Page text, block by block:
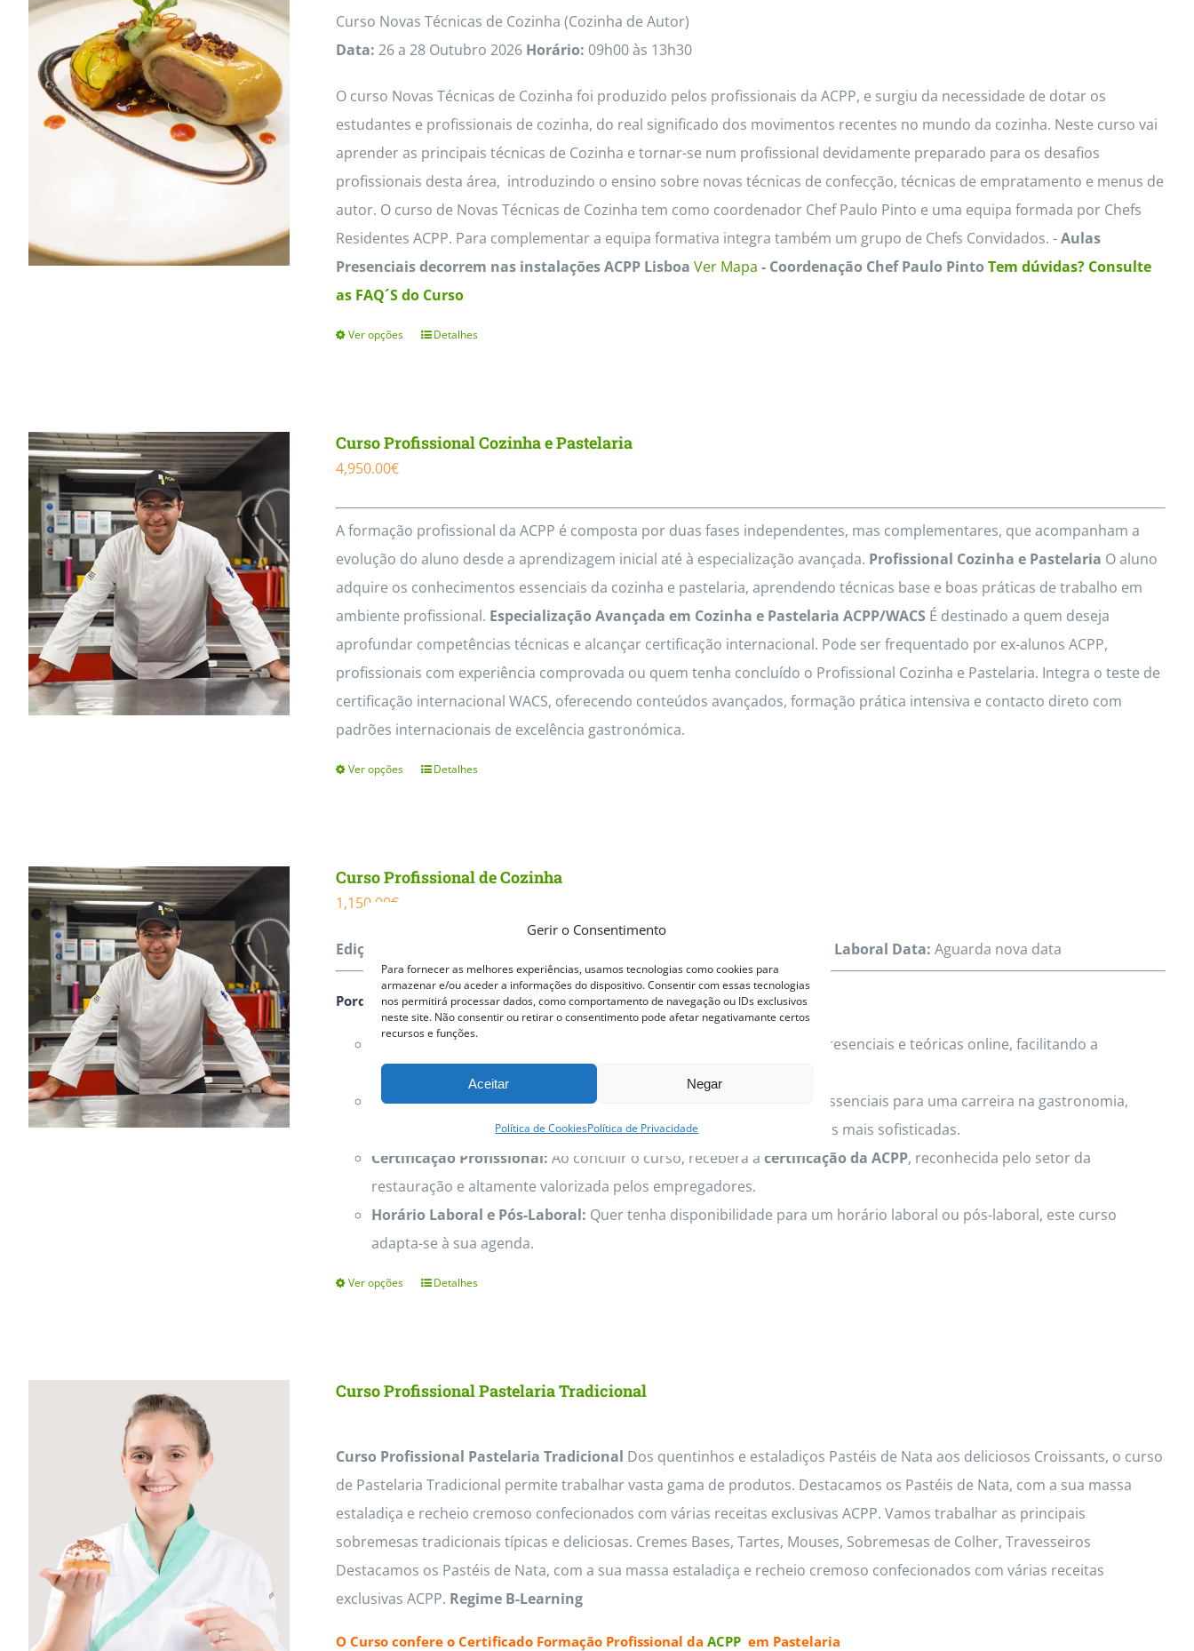
Gerir o Consentimento
Para fornecer as melhores experiências, usamos tecnologias como cookies para
armazenar e/ou aceder a informações do dispositivo. Consentir com essas tecnologias
nos permitirá processar dados, como comportamento de navegação ou IDs exclusivos
neste site. Não consentir ou retirar o consentimento pode afetar negativamante certos
recursos e funções.
Aceitar Negar
Política de CookiesPolítica de Privacidade
Curso Novas Técnicas de Cozinha (Cozinha de Autor)
Data: 26 a 28 Outubro 2026 Horário: 09h00 às 13h30
O curso Novas Técnicas de Cozinha foi produzido pelos profissionais da ACPP, e surgiu da necessidade de dotar os
estudantes e profissionais de cozinha, do real significado dos movimentos recentes no mundo da cozinha. Neste curso vai
aprender as principais técnicas de Cozinha e tornar-se num profissional devidamente preparado para os desafios
profissionais desta área, introduzindo o ensino sobre novas técnicas de confecção, técnicas de empratamento e menus de
autor. O curso de Novas Técnicas de Cozinha tem como coordenador Chef Paulo Pinto e uma equipa formada por Chefs
Residentes ACPP. Para complementar a equipa formativa integra também um grupo de Chefs Convidados. -Aulas
Presenciais decorrem nas instalações ACPP Lisboa Ver Mapa - Coordenação Chef Paulo Pinto Tem dúvidas? Consulte
as FAQ´S do Curso
Ver opções
This
variants.
options
may
be
chosen
on
the
product
page
Detalhes
Curso Profissional Cozinha e Pastelaria
4,950.00€
A formação profissional da ACPP é composta por duas fases independentes, mas complementares, que acompanham a
evolução do aluno desde a aprendizagem inicial até à especialização avançada. Profissional Cozinha e Pastelaria O aluno
adquire os conhecimentos essenciais da cozinha e pastelaria, aprendendo técnicas base e boas práticas de trabalho em
ambiente profissional. Especialização Avançada em Cozinha e Pastelaria ACPP/WACS É destinado a quem deseja
aprofundar competências técnicas e alcançar certificação internacional. Pode ser frequentado por ex-alunos ACPP,
profissionais com experiência comprovada ou quem tenha concluído o Profissional Cozinha e Pastelaria. Integra o teste de
certificação internacional WACS, oferecendo conteúdos avançados, formação prática intensiva e contacto direto com
padrões internacionais de excelência gastronómica.
Ver opções
This
variants.
may
be
chosen
on
Detalhes
Curso Profissional de Cozinha
1,150.00€
Edição Pós-Laboral Data: Edição Laboral Data: Aguarda nova data
Porquê Escolher o Curso Profissional de Cozinha da ACPP?
Regime B-learning:
Aprenda com flexibilidade, combinando aulas presenciais e teóricas online, facilitando a
conciliação com outras responsabilidades.
Formação Completa e Abrangente:
O curso cobre todas as áreas essenciais para uma carreira na gastronomia,
desde a cozinha tradicional portuguesa até às técnicas internacionais mais sofisticadas.
Certificação Profissional: Ao concluir o curso, receberá a certificação da ACPP, reconhecida pelo setor da
restauração e altamente valorizada pelos empregadores.
Horário Laboral e Pós-Laboral: Quer tenha disponibilidade para um horário laboral ou pós-laboral, este curso
adapta-se à sua agenda.
Ver opções
This
variants.
options
may
be
chosen
on
the
Detalhes
Curso Profissional Pastelaria Tradicional
Curso Profissional Pastelaria Tradicional Dos quentinhos e estaladiços Pastéis de Nata aos deliciosos Croissants, o curso
de Pastelaria Tradicional permite trabalhar vasta gama de produtos. Destacamos os Pastéis de Nata, com a sua massa
estaladiça e recheio cremoso confecionados com várias receitas exclusivas ACPP. Vamos trabalhar as principais
sobremesas tradicionais típicas e deliciosas. Cremes Bases, Tartes, Mouses, Sobremesas de Colher, Travesseiros
Destacamos os Pastéis de Nata, com a sua massa estaladiça e recheio cremoso confecionados com várias receitas
exclusivas ACPP. Regime B-Learning
O Curso confere o Certificado Formação Profissional da ACPPem Pastelaria